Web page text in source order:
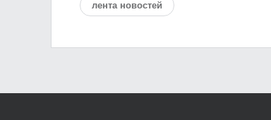
лента новостей